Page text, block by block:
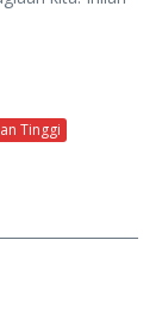
Tinggi